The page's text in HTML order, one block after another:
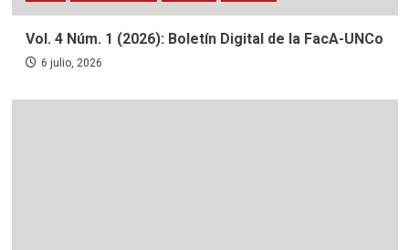
Vol. 4 Núm. 1 (2026): Boletín Digital de la FacA-UNCo
6 julio, 2026